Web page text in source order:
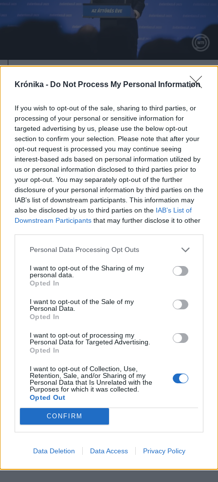
Krónika - Do Not Process My Personal Information
If you wish to opt-out of the sale, sharing to third parties, or
processing of your personal or sensitive information for
targeted advertising by us, please use the below opt-out
section to confirm your selection. Please note that after your
opt-out request is processed you may continue seeing
interest-based ads based on personal information utilized by
us or personal information disclosed to third parties prior to
your opt-out. You may separately opt-out of the further
disclosure of your personal information by third parties on the
IAB’s list of downstream participants. This information may
also be disclosed by us to third parties on the IAB’s List of
Downstream Participants that may further disclose it to other
Personal Data Processing Opt Outs
I want to opt-out of the Sharing of my
personal data.
Opted In
I want to opt-out of the Sale of my
Personal Data.
Opted In
I want to opt-out of processing my
Personal Data for Targeted Advertising.
Opted In
I want to opt-out of Collection, Use,
Retention, Sale, and/or Sharing of my
Personal Data that Is Unrelated with the
Purposes for which it was collected.
Opted Out
CONFIRM
Data Deletion Data Access Privacy Policy
Orbán Viktor: „Trump nem a
megváltónk, hanem a
harcostársunk”
2023. február 18., szombat
Erkölcsileg is helyes kimaradni a
háborúból, Moszkva nem fenyegeti
Európa biztonságát – Orbán Viktor
évet értékelt